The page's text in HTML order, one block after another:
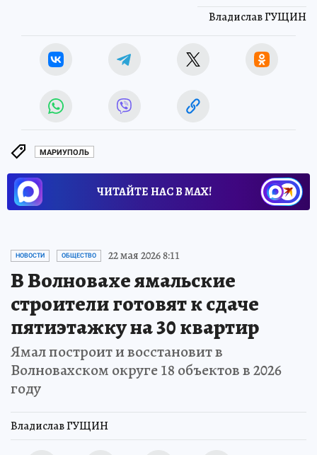
Владислав ГУЩИН
МАРИУПОЛЬ
ЧИТАЙТЕ НАС В МАХ!
НОВОСТИ ОБЩЕСТВО 22 мая 2026 8:11
В Волновахе ямальские
строители готовят к сдаче
пятиэтажку на 30 квартир
Ямал построит и восстановит в
Волновахском округе 18 объектов в 2026
году
Владислав ГУЩИН